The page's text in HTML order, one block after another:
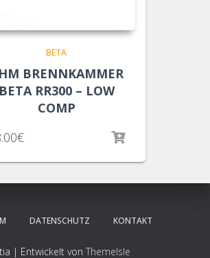
BETA
BRENNKAMMER
BETA RR300 – LOW
COMP
€
DATENSCHUTZ KONTAKT
| Entwickelt von ThemeIsle